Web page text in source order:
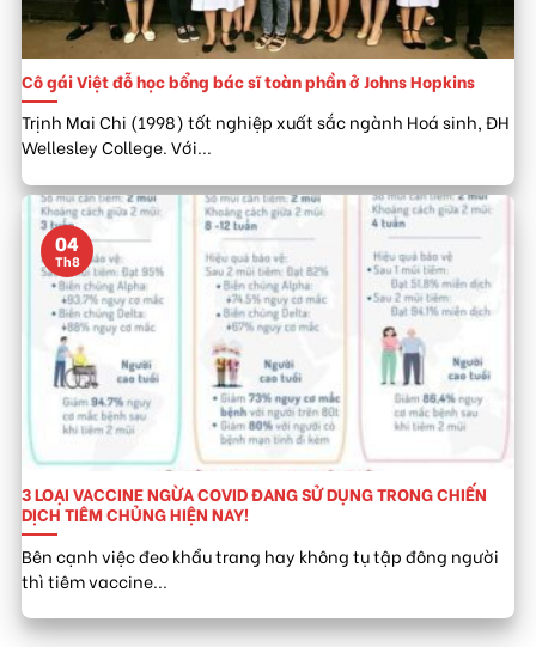
Cô gái Việt đỗ học bổng bác sĩ toàn phần ở Johns Hopkins
Trịnh Mai Chi (1998) tốt nghiệp xuất sắc ngành Hoá sinh, ĐH
Wellesley College. Với...
3 LOẠI VACCINE NGỪA COVID ĐANG SỬ DỤNG TRONG CHIẾN
DỊCH TIÊM CHỦNG HIỆN NAY!
Bên cạnh việc đeo khẩu trang hay không tụ tập đông người
thì tiêm vaccine...
04
Th8